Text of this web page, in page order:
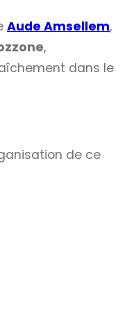
Aude Amsellem,
,
dans le
de ce